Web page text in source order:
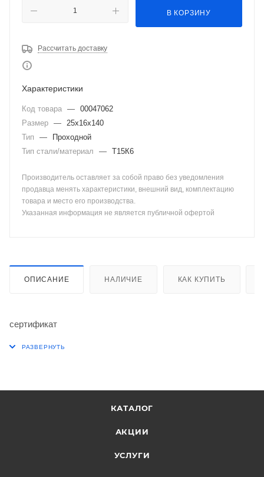
В КОРЗИНУ
Рассчитать доставку
Характеристики
Код товара — 00047062
Размер — 25х16х140
Тип
—
Проходной
Тип стали/материал
— Т15К6
Производитель оставляет за собой право без уведомления
продавца менять характеристики, внешний вид, комплектацию
товара и место его производства.
Указанная информация не является публичной офертой
ОПИСАНИЕ НАЛИЧИЕ КАК КУПИТЬ
сертификат
КАТАЛОГ
АКЦИИ
УСЛУГИ